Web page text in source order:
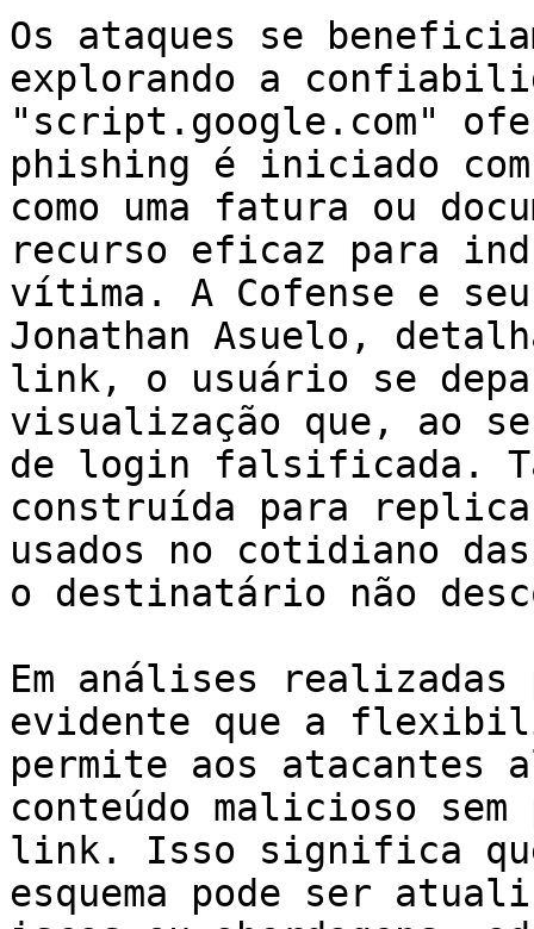
Os ataques se
explorando a
"script.google.com"
phishing é iniciado
como uma fatura ou
recurso eficaz para
vítima. A Cofense e
Jonathan Asuelo,
link, o usuário se
visualização que, ao
de login falsificada.
construída para
usados no cotidiano
o destinatário não
Em análises
evidente que a
permite aos atacantes
conteúdo malicioso
link. Isso significa
esquema pode ser